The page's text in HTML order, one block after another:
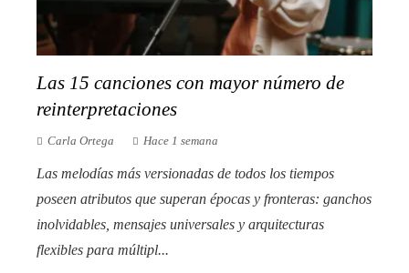
Las 15 canciones con mayor número de
reinterpretaciones
Carla Ortega Hace 1 semana
Las melodías más versionadas de todos los tiempos
poseen atributos que superan épocas y fronteras: ganchos
inolvidables, mensajes universales y arquitecturas
flexibles para múltipl...